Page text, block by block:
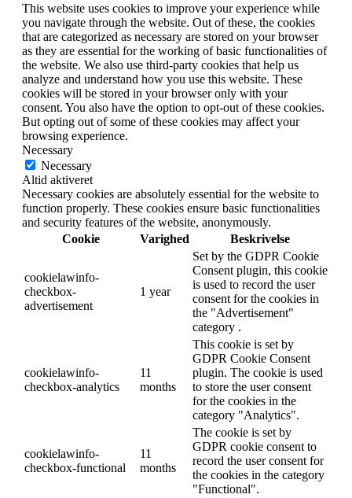
This website uses cookies to improve your experience while
you navigate through the website. Out of these, the cookies
that are categorized as necessary are stored on your browser
as they are essential for the working of basic functionalities of
the website. We also use third-party cookies that help us
analyze and understand how you use this website. These
cookies will be stored in your browser only with your
consent. You also have the option to opt-out of these cookies.
But opting out of some of these cookies may affect your
browsing experience.
Necessary
Necessary
Altid aktiveret
Necessary cookies are absolutely essential for the website to
function properly. These cookies ensure basic functionalities
and security features of the website, anonymously.
Cookie
Varighed Beskrivelse
cookielawinfo-
checkbox-
advertisement
1 year
Set by the GDPR Cookie
Consent plugin, this cookie
is used to record the user
consent for the cookies in
the "Advertisement"
category .
cookielawinfo-
checkbox-analytics
11
months
This cookie is set by
GDPR Cookie Consent
plugin. The cookie is used
to store the user consent
for the cookies in the
category "Analytics".
cookielawinfo-
checkbox-functional
11
months
The cookie is set by
GDPR cookie consent to
record the user consent for
the cookies in the category
"Functional".